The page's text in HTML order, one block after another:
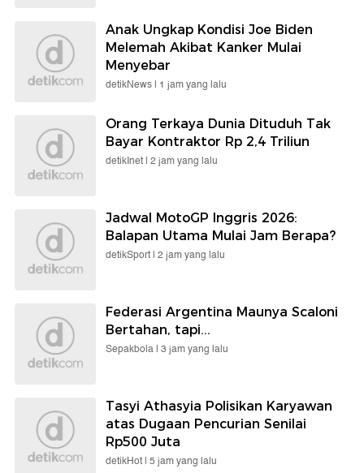
Anak Ungkap Kondisi Joe Biden
Melemah Akibat Kanker Mulai
Menyebar
detikNews | 1 jam yang lalu
Orang Terkaya Dunia Dituduh Tak
Bayar Kontraktor Rp 2,4 Triliun
detikInet | 2 jam yang lalu
Jadwal MotoGP Inggris 2026:
Balapan Utama Mulai Jam Berapa?
detikSport | 2 jam yang lalu
Federasi Argentina Maunya Scaloni
Bertahan, tapi...
Sepakbola | 3 jam yang lalu
Tasyi Athasyia Polisikan Karyawan
atas Dugaan Pencurian Senilai
Rp500 Juta
detikHot | 5 jam yang lalu